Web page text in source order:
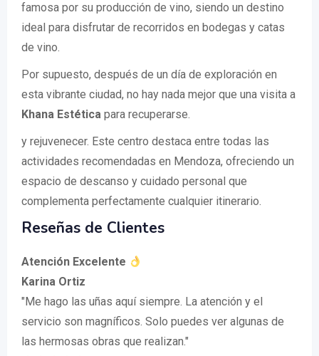
famosa por su producción de vino, siendo un destino
ideal para disfrutar de recorridos en bodegas y catas
de vino.
Por supuesto, después de un día de exploración en
esta vibrante ciudad, no hay nada mejor que una visita a
Khana Estética para recuperarse.
y rejuvenecer. Este centro destaca entre todas las
actividades recomendadas en Mendoza, ofreciendo un
espacio de descanso y cuidado personal que
complementa perfectamente cualquier itinerario.
Reseñas de Clientes
Atención Excelente
Karina Ortiz
"Me hago las uñas aquí siempre. La atención y el
servicio son magníficos. Solo puedes ver algunas de
las hermosas obras que realizan."